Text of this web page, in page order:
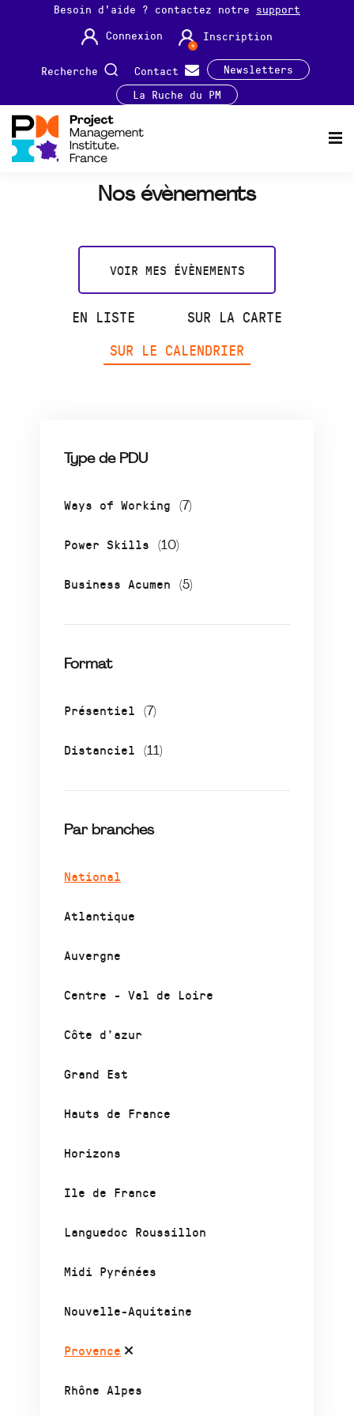
Besoin d'aide ? contactez notre support
Connexion
Inscription
Recherche Contact
Newsletters
La Ruche du PM
Nos évènements
VOIR MES ÉVÈNEMENTS
EN LISTE
SUR LA CARTE
SUR LE CALENDRIER
Type de PDU
Ways of Working (7)
Power Skills (10)
Business Acumen (5)
Format
Présentiel (7)
Distanciel (11)
Par branches
National
Atlantique
Auvergne
Centre - Val de Loire
Côte d’azur
Grand Est
Hauts de France
Horizons
Ile de France
Languedoc Roussillon
Midi Pyrénées
Nouvelle-Aquitaine
Provence
Rhône Alpes